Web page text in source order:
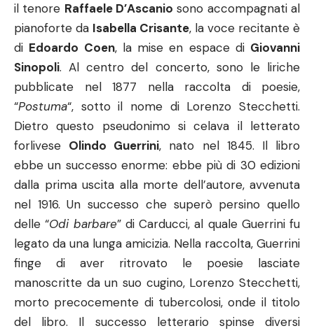
il tenore Raffaele D’Ascanio sono accompagnati al
pianoforte da Isabella Crisante, la voce recitante è
di Edoardo Coen, la mise en espace di Giovanni
Sinopoli. Al centro del concerto, sono le liriche
pubblicate nel 1877 nella raccolta di poesie,
“Postuma“, sotto il nome di Lorenzo Stecchetti.
Dietro questo pseudonimo si celava il letterato
forlivese Olindo Guerrini, nato nel 1845. Il libro
ebbe un successo enorme: ebbe più di 30 edizioni
dalla prima uscita alla morte dell’autore, avvenuta
nel 1916. Un successo che superò persino quello
delle “Odi barbare” di Carducci, al quale Guerrini fu
legato da una lunga amicizia. Nella raccolta, Guerrini
finge di aver ritrovato le poesie lasciate
manoscritte da un suo cugino, Lorenzo Stecchetti,
morto precocemente di tubercolosi, onde il titolo
del libro. Il successo letterario spinse diversi